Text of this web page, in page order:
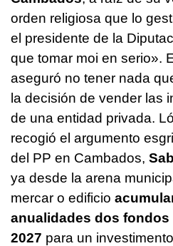
orden religiosa que lo
el presidente de la
que tomar moi en serio».
aseguró no tener nada
la decisión de vender las
de una entidad privada.
recogió el argumento
del PP en Cambados,
ya desde la arena
mercar o edificio
anualidades dos
2027 para un